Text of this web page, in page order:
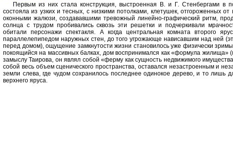
Первым из них стала конструкция, выстроенная В. и Г. Стенбергами в
состояла из узких и тесных, с низкими потолками, клетушек, отгороженных
оконными жалюзи, создававшими тревожный линейно-графический ритм,
солнца с трудом пробивались сквозь эти решетки и подчеркивали
обитали персонажи спектакля. А когда центральная комната второго
параллелепипедом наружных стен, до того угрожающе нависавшим над ней
перед домом), ощущение замкнутости жизни становилось уже физически
покоящийся на массивных балках, дом воспринимался как «формула
замыслу Таирова, он являл собой «ферму как сущность недвижимого
собой весь объем сценического пространства, оставался незастроенным и
земли слева, где чудом сохранилось последнее одинокое дерево, и то лишь
верхнего яруса.